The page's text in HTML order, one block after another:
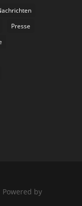
Presse
by